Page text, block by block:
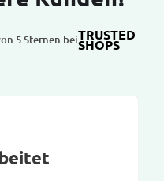
5 Sternen beiTRUSTED
SHOPS